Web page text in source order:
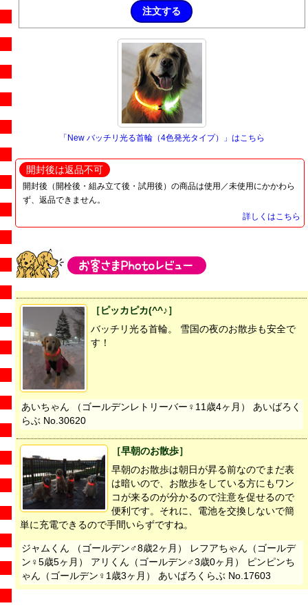
「New バッチリ光る首輪（4色発光タイプ）」はこちら
開封後は返品不可
開封後（開栓後・組み立て後・試用後）の商品は使用／未使用にかかわら
ず、返品できません。
詳しくはこちら
［ピッカピカ(^^♪］
バッチリ光る首輪。 雪国の夜のお散歩も安全で
す！
あいちゃん （ゴールデンレトリーバー♀11歳4ヶ月） あいばろく
らぶ No.30620
［早朝のお散歩］
早朝のお散歩は朝日が昇る前なのでまだ表
は暗いので、お散歩をしている方にもワン
コが来るのが分かるので注意を促せるので
便利です。それに、電池を交換しないで簡
単に充電できるので手間いらずですね。
ジャムくん （ゴールデン♂8歳2ヶ月） レフアちゃん（ゴールデ
ン♀5歳5ヶ月） アリくん（ゴールデン♂3歳0ヶ月） ピンピンち
ゃん（ゴールデン♀1歳3ヶ月） あいばろくらぶ No.17603